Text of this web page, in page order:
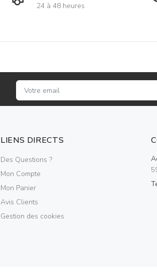
24 à 48 heures
LIENS DIRECTS
Des Questions ?
Mon Compte
Mon Panier
Avis Clients
Gestion des cookies